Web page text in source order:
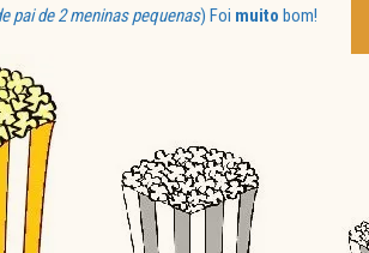
pai de 2 meninas pequenas) Foi muito bom!